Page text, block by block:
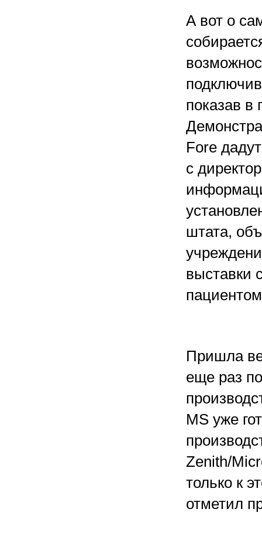
А вот о
показав
Fore
с
штата,
выставки
Пришла
еще раз
MS уже
Zenith/
только к
отметил